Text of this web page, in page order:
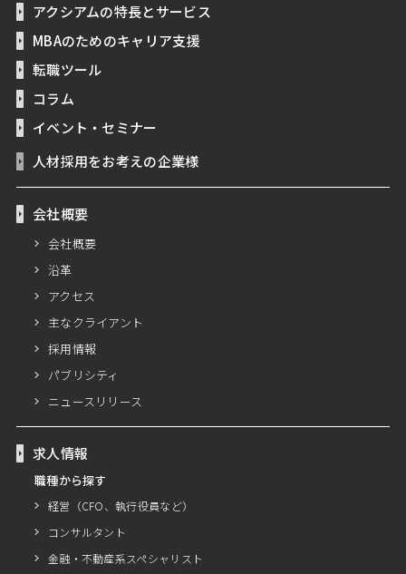
アクシアムの特長とサービス
MBAのためのキャリア支援
転職ツール
コラム
イベント・セミナー
人材採用をお考えの企業様
会社概要
会社概要
沿革
アクセス
主なクライアント
採用情報
パブリシティ
ニュースリリース
求人情報
職種から探す
経営（CFO、執行役員など）
コンサルタント
金融・不動産系スペシャリスト